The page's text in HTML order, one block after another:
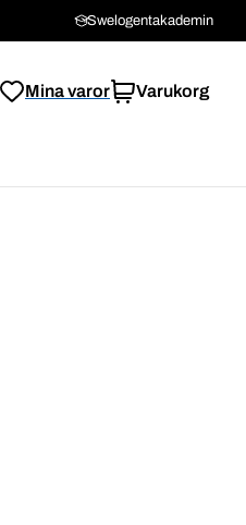
Swelogentakademin
Mina varor Varukorg